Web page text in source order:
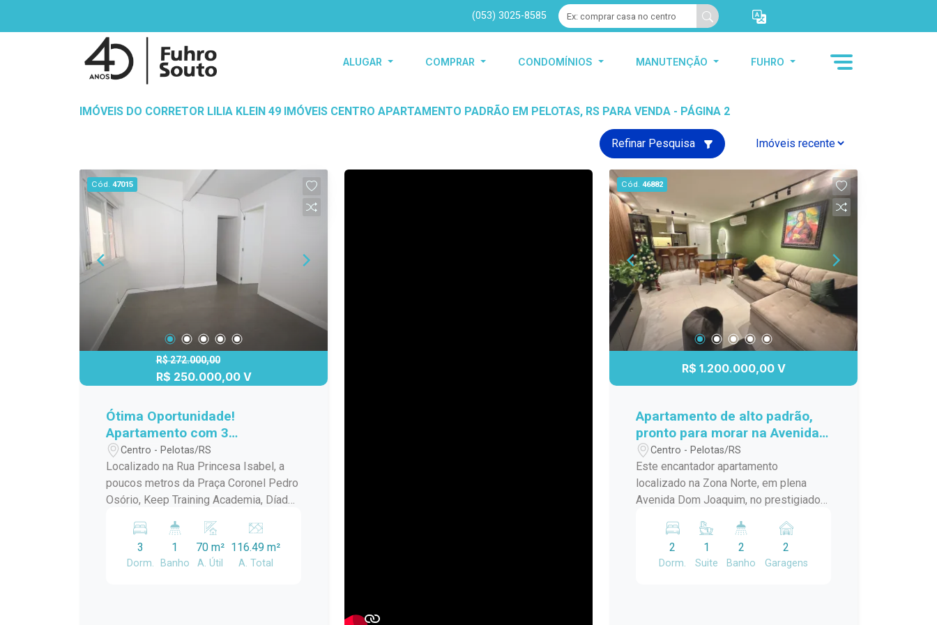
(053) 3025-8585
ALUGAR COMPRAR CONDOMÍNIOS MANUTENÇÃO FUHRO
IMÓVEIS DO CORRETOR LILIA KLEIN 49 IMÓVEIS CENTRO APARTAMENTO PADRÃO EM PELOTAS, RS PARA VENDA - PÁGINA 2
Refinar Pesquisa
Cód. 47015
R$ 272.000,00
R$ 250.000,00 V
Ótima Oportunidade!
Apartamento com 3
Dormitórios na Princesa Isabel
- Localização Privilegiada!
Centro - Pelotas/RS
Localizado na Rua Princesa Isabel, a
poucos metros da Praça Coronel Pedro
Osório, Keep Training Academia, Díade
você precisa a poucos passos de casa!
Detalhes do Imóvel: 3 Dormitórios:
Quartos amplos, bem iluminados, com
3
Dorm.
1
Banho
70 m²
A. Útil
116.49 m²
A. Total
Cód. 46882
R$ 1.200.000,00 V
Apartamento de alto padrão,
pronto para morar na Avenida
Dom Joaquim.
Centro - Pelotas/RS
Este encantador apartamento
localizado na Zona Norte, em plena
Avenida Dom Joaquim, no prestigiado
dormitórios, sendo 1 suíte, todo voltado
para a posição solar NORTE oferece
uma série de comodidades, este com
2
Dorm.
1
Suite
2
Banho
2
Garagens